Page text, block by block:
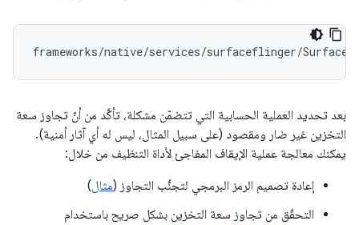
frameworks/native/services/surfaceflinger/
بعد تحديد العملية الحسابية التي تتضمّن مشكلة، تأكَّد من أنّ تجاوز سعة
التخزين غير ضار ومقصود (على سبيل المثال، ليس له أي آثار أمنية).
يمكنك معالجة عملية الإيقاف المفاجئ لأداة التنظيف من خلال:
إعادة تصميم الرمز البرمجي لتجنُّب التجاوز (مثال)
التحقّق من تجاوز سعة التخزين بشكل صريح باستخدام